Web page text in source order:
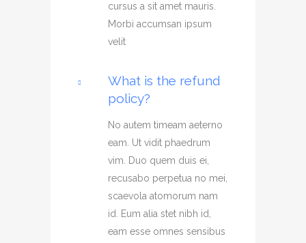
cursus a sit amet mauris.
Morbi accumsan ipsum
velit
What is the refund
policy?
No autem timeam aeterno
eam. Ut vidit phaedrum
vim. Duo quem duis ei,
recusabo perpetua no mei,
scaevola atomorum nam
id. Eum alia stet nibh id,
eam esse omnes sensibus